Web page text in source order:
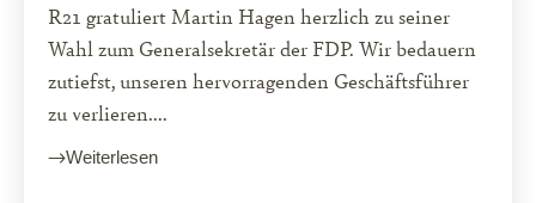
R21 gratuliert Martin Hagen herzlich zu seiner
Wahl zum Generalsekretär der FDP. Wir bedauern
zutiefst, unseren hervorragenden Geschäftsführer
zu verlieren....
Weiterlesen